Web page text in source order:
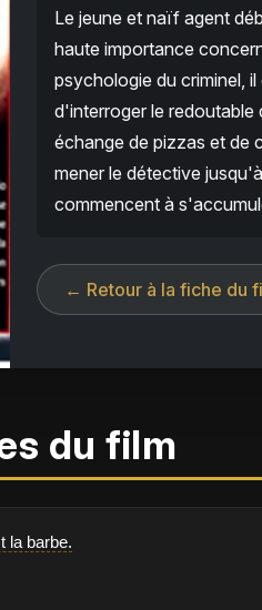
Le jeune et naïf agent
haute importance
psychologie du criminel,
d'interroger le redoutable
échange de pizzas et de
mener le détective
commencent à
← Retour à la fiche du
du film
la barbe.